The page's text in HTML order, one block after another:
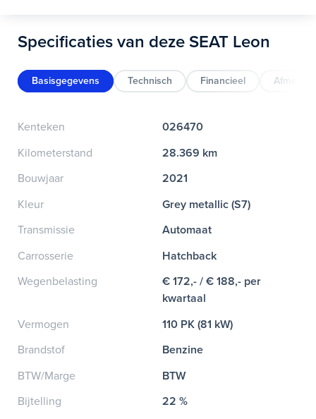
Specificaties van deze SEAT Leon
Basisgegevens Technisch Financieel
Kenteken
026470
Kilometerstand
28.369 km
Bouwjaar
2021
Kleur
Grey metallic (S7)
Transmissie
Automaat
Carrosserie
Hatchback
Wegenbelasting
€ 172,- / € 188,- per
kwartaal
Vermogen
110 PK (81 kW)
Brandstof
Benzine
BTW/Marge
BTW
Bijtelling
22 %